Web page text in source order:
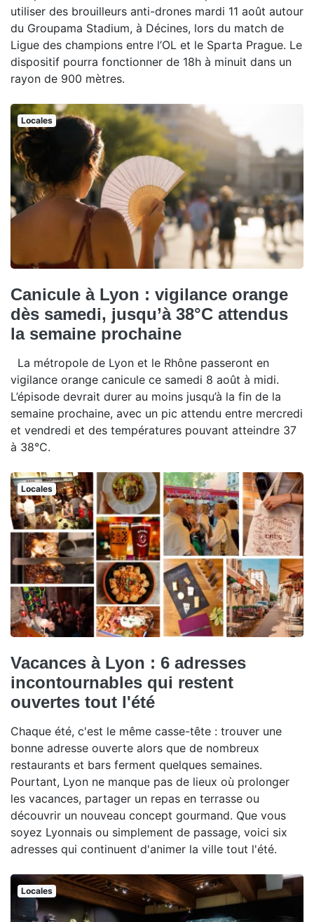
utiliser des brouilleurs anti-drones mardi 11 août autour
du Groupama Stadium, à Décines, lors du match de
Ligue des champions entre l’OL et le Sparta Prague. Le
dispositif pourra fonctionner de 18h à minuit dans un
rayon de 900 mètres.
Locales
Canicule à Lyon : vigilance orange
dès samedi, jusqu’à 38°C attendus
la semaine prochaine
La métropole de Lyon et le Rhône passeront en
vigilance orange canicule ce samedi 8 août à midi.
L’épisode devrait durer au moins jusqu’à la fin de la
semaine prochaine, avec un pic attendu entre mercredi
et vendredi et des températures pouvant atteindre 37
à 38°C.
Locales
Vacances à Lyon : 6 adresses
incontournables qui restent
ouvertes tout l'été
Chaque été, c'est le même casse-tête : trouver une
bonne adresse ouverte alors que de nombreux
restaurants et bars ferment quelques semaines.
Pourtant, Lyon ne manque pas de lieux où prolonger
les vacances, partager un repas en terrasse ou
découvrir un nouveau concept gourmand. Que vous
soyez Lyonnais ou simplement de passage, voici six
adresses qui continuent d'animer la ville tout l'été.
Locales